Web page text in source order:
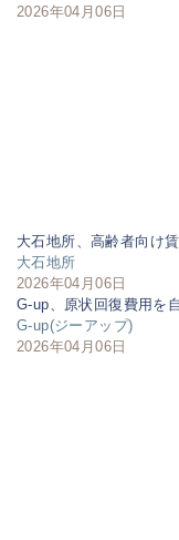
2026年04月06日
大石地所、高齢者向け
大石地所
2026年04月06日
G-up、原状回復費用を
G-up(ジーアップ)
2026年04月06日